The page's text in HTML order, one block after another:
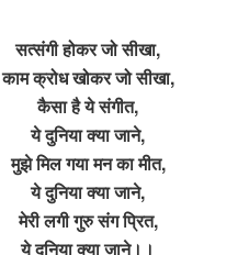
सत्संगी होकर जो सीखा,
काम क्रोध खोकर जो सीखा,
कैसा है ये संगीत,
ये दुनिया क्या जाने,
मुझे मिल गया मन का मीत,
ये दुनिया क्या जाने,
मेरी लगी गुरु संग प्रित,
ये दुनिया क्या जाने।।